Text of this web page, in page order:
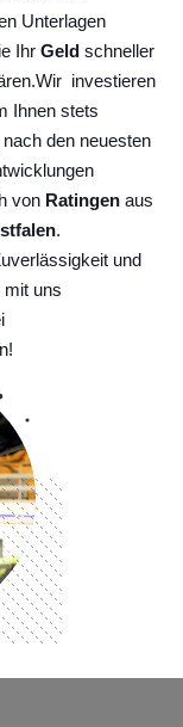
Unterlagen
Ihr Geld schneller
Wir investieren
Ihnen stets
den neuesten
von Ratingen aus
.
und
mit uns